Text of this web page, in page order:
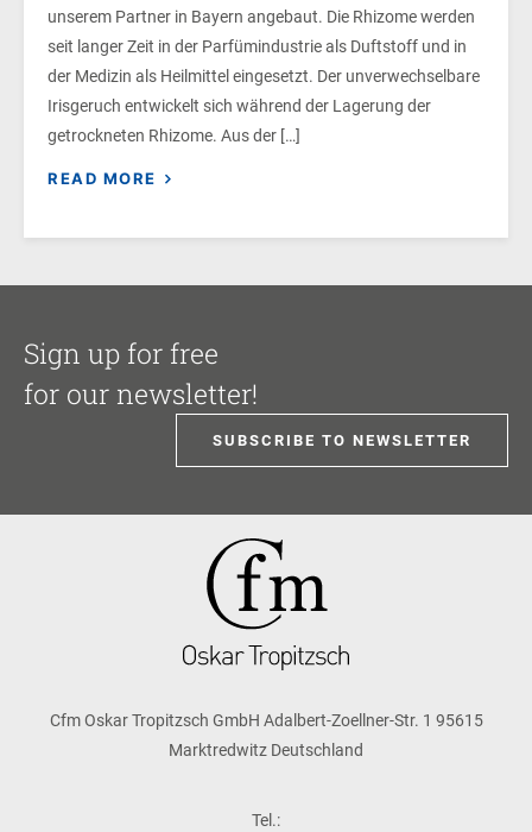
unserem Partner in Bayern angebaut. Die Rhizome werden
seit langer Zeit in der Parfümindustrie als Duftstoff und in
der Medizin als Heilmittel eingesetzt. Der unverwechselbare
Irisgeruch entwickelt sich während der Lagerung der
getrockneten Rhizome. Aus der […]
READ MORE
Sign up for free
for our newsletter!
SUBSCRIBE TO NEWSLETTER
Cfm Oskar Tropitzsch GmbH Adalbert-Zoellner-Str. 1 95615
Marktredwitz Deutschland
Tel.: